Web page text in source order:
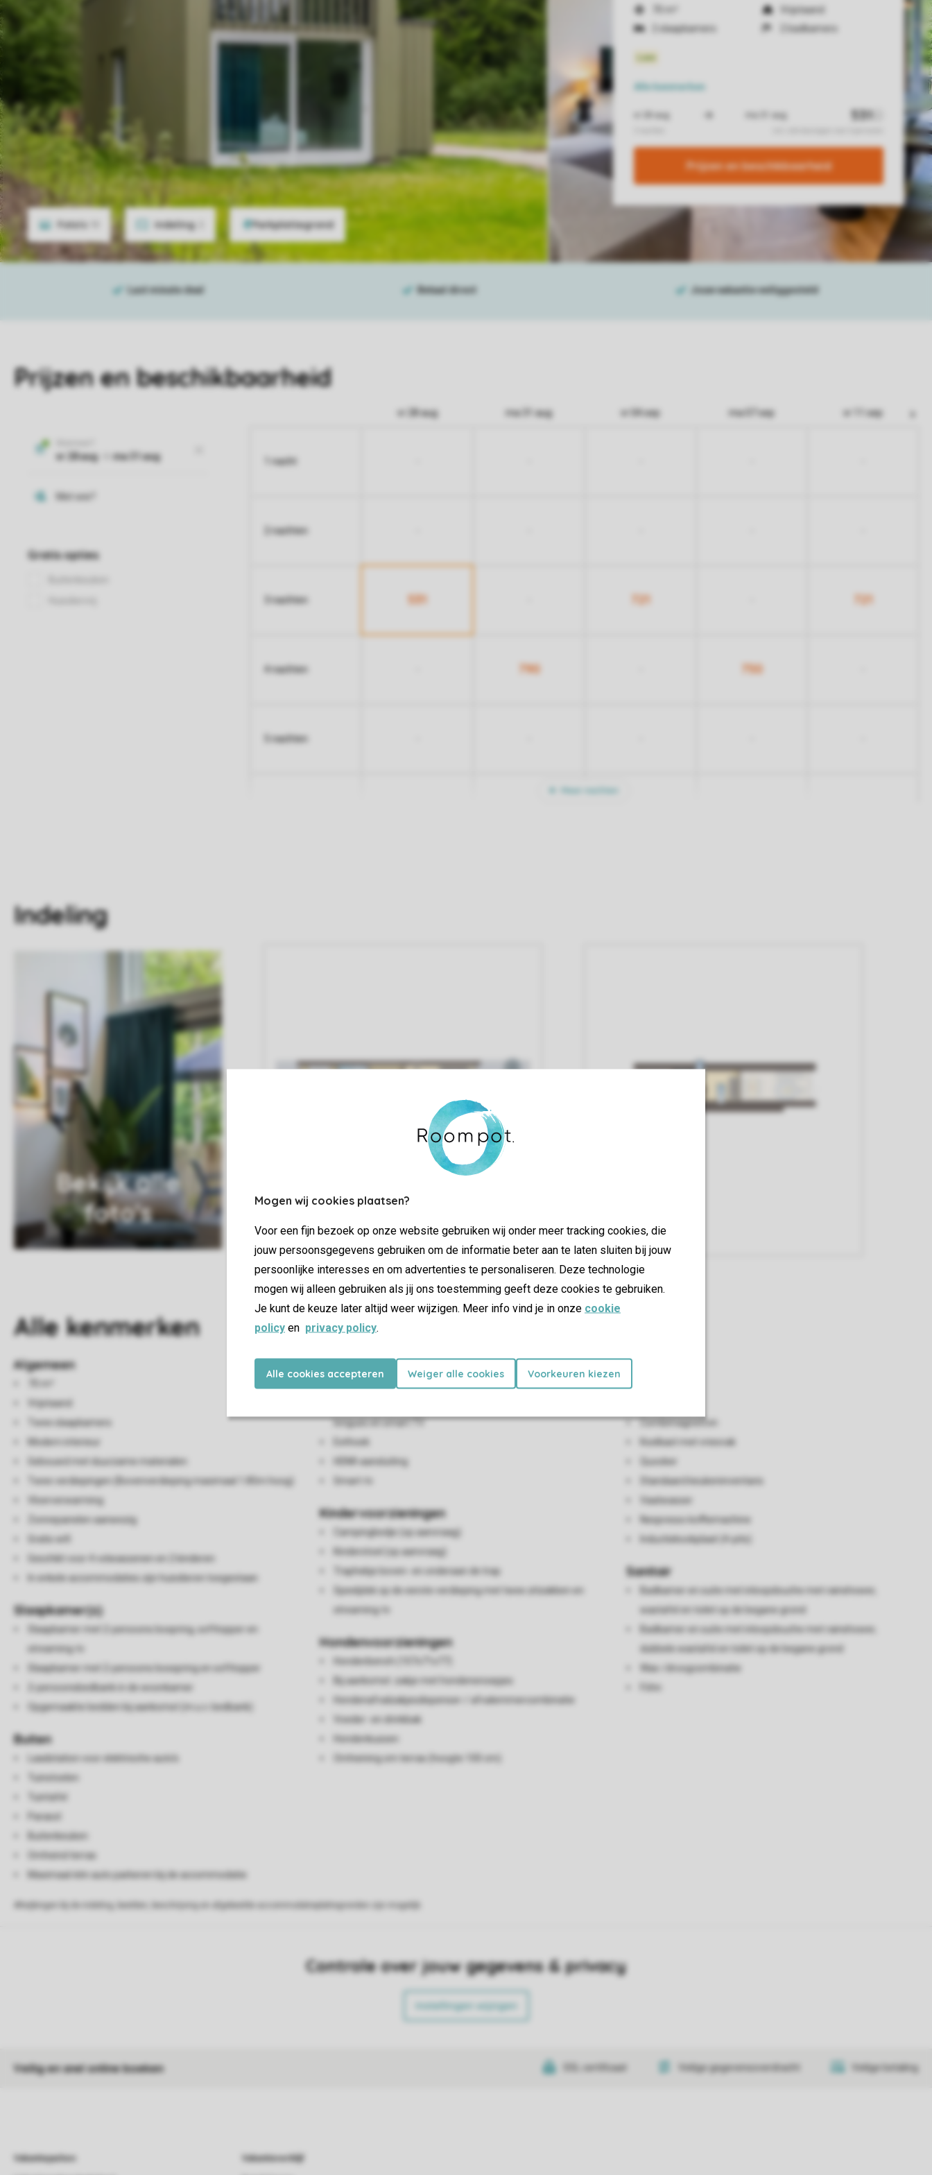
Mogen wij cookies plaatsen?
Voor een fijn bezoek op onze website gebruiken wij onder meer tracking cookies, die
jouw persoonsgegevens gebruiken om de informatie beter aan te laten sluiten bij jouw
persoonlijke interesses en om advertenties te personaliseren. Deze technologie
mogen wij alleen gebruiken als jij ons toestemming geeft deze cookies te gebruiken.
Je kunt de keuze later altijd weer wijzigen. Meer info vind je in onze cookie
policy en privacy policy.
Alle cookies accepteren Weiger alle cookies Voorkeuren kiezen
Foto's Indeling
Vrijstaand
2 slaapkamers
2 badkamers
Alle kenmerken
Prijzen en beschikbaarheid
Prijzen en beschikbaarheid
vr 28 aug ma 31 aug vr 04 sep ma 07 sep vr 11 sep
1 nacht
2 nachten
3 nachten 531 721 721
4 nachten 790 750
5 nachten
Indeling
Bekijk alle
foto's
Allekenmerken
Algemeen
Vrijstaand
Twee slaapkamers
Modern interieur
Gebouwd met duurzame materialen
Twee verdiepingen (Bovenverdieping maximaal 1.85m hoog)
Vloerverwarming
Zonnepanelen aanwezig
Gratis wifi
Geschikt voor 4 volwassenen en 2 kinderen
In enkele accommodaties zijn huisdieren toegestaan
Slaapkamer(s)
Slaapkamer met 2-persoons boxpring, softtopper en
streaming-tv
Slaapkamer met 2-persoons boxspring en softtopper
2-persoonsbedbank in de woonkamer
Opgemaakte bedden bij aankomst (m.u.v. bedbank)
Buiten
Laadstation voor elektrische auto's
Tuinstoelen
Tuintafel
Parasol
Buitenkeuken
Omheind terras
Maximaal één auto parkeren bij de accommodatie
Woon-/eetkamer
longues en smart TV
Eethoek
HDMI-aansluiting
Smart-tv
Kindervoorzieningen
Campingbedje (op aanvraag)
Kinderstoel (op aanvraag)
Traphekje boven- en onderaan de trap
Speelplek op de eerste verdieping met twee zitzakken en
streaming-tv
Hondenvoorzieningen
Hondenbench (107x71x77)
Bij aankomst: zakje met hondensnoepjes
Hondenafvalzakjesdispenser-/ afvalemmercombinatie
Voeder- en drinkbak
Hondenkussen
Omheining om terras (hoogte 100 cm)
Keuken
Combimagnetron
Koelkast met vriesvak
Quooker
Standaard keukeninventaris
Vaatwasser
Nespresso koffiemachine
Inductiekookplaat (4-pits)
Sanitair
Badkamer en suite met inloopdouche met rainshower,
wastafel en toilet op de begane grond
Badkamer en suite met inloopdouche met rainshower,
dubbele wastafel en toilet op de begane grond
Was-/droogcombinatie
Controle over jouw gegevens & privacy
Instellingen wijzigen
Veilig en snel online boeken SSL certificaat Veilige gegevensoverdracht Veilige betaling
Vakantieparken Vakantieverblijf